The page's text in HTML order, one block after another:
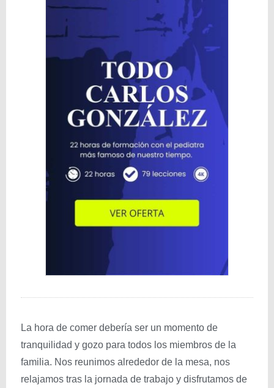
La hora de comer debería ser un momento de
tranquilidad y gozo para todos los miembros de la
familia. Nos reunimos alrededor de la mesa, nos
relajamos tras la jornada de trabajo y disfrutamos de